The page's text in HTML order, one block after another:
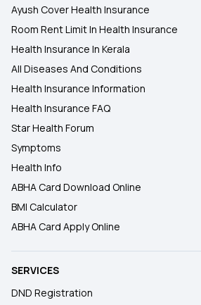
Ayush Cover Health Insurance
Room Rent Limit In Health Insurance
Health Insurance In Kerala
All Diseases And Conditions
Health Insurance Information
Health Insurance FAQ
Star Health Forum
Symptoms
Health Info
ABHA Card Download Online
BMI Calculator
ABHA Card Apply Online
SERVICES
DND Registration